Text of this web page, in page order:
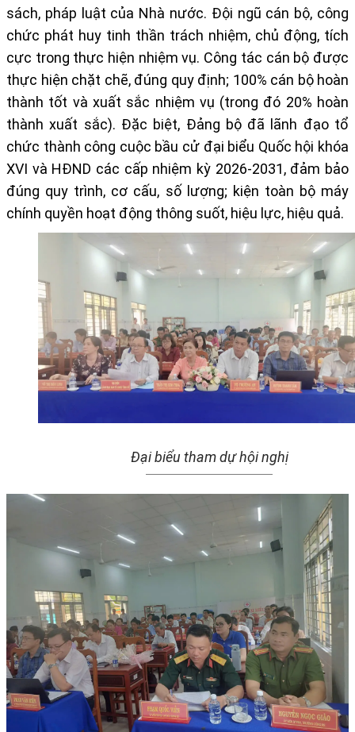
sách, pháp luật của Nhà nước. Đội ngũ cán bộ, công
chức phát huy tinh thần trách nhiệm, chủ động, tích
cực trong thực hiện nhiệm vụ. Công tác cán bộ được
thực hiện chặt chẽ, đúng quy định; 100% cán bộ hoàn
thành tốt và xuất sắc nhiệm vụ (trong đó 20% hoàn
thành xuất sắc). Đặc biệt, Đảng bộ đã lãnh đạo tổ
chức thành công cuộc bầu cử đại biểu Quốc hội khóa
XVI và HĐND các cấp nhiệm kỳ 2026-2031, đảm bảo
đúng quy trình, cơ cấu, số lượng; kiện toàn bộ máy
chính quyền hoạt động thông suốt, hiệu lực, hiệu quả.
Đại biểu tham dự hội nghị